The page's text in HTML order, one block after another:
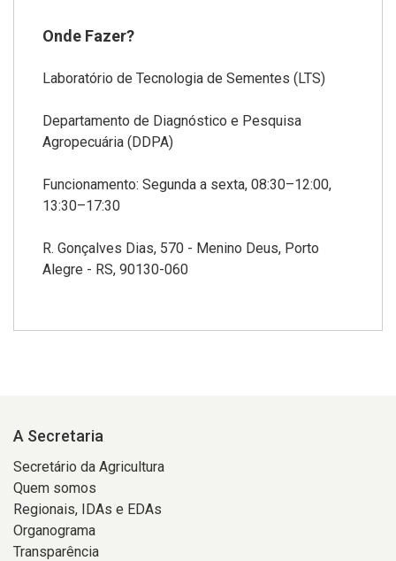
Onde Fazer?
Laboratório de Tecnologia de Sementes (LTS)
Departamento de Diagnóstico e Pesquisa
Agropecuária (DDPA)
Funcionamento: Segunda a sexta, 08:30–12:00,
13:30–17:30
R. Gonçalves Dias, 570 - Menino Deus, Porto
Alegre - RS, 90130-060
A Secretaria
Secretário da Agricultura
Quem somos
Regionais, IDAs e EDAs
Organograma
Transparência